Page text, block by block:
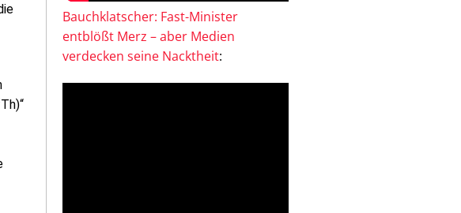
Bauchklatscher: Fast-Minister
entblößt Merz – aber Medien
verdecken seine Nacktheit: